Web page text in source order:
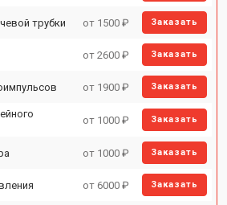
трубки от 1500 ₽ Заказать
от 2600 ₽ Заказать
от 1900 ₽ Заказать
от 1000 ₽ Заказать
от 1000 ₽ Заказать
от 6000 ₽ Заказать